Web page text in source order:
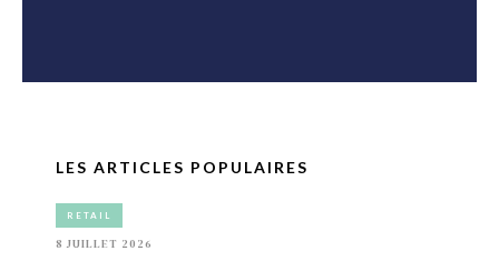
LES ARTICLES POPULAIRES
RETAIL
8 JUILLET 2026